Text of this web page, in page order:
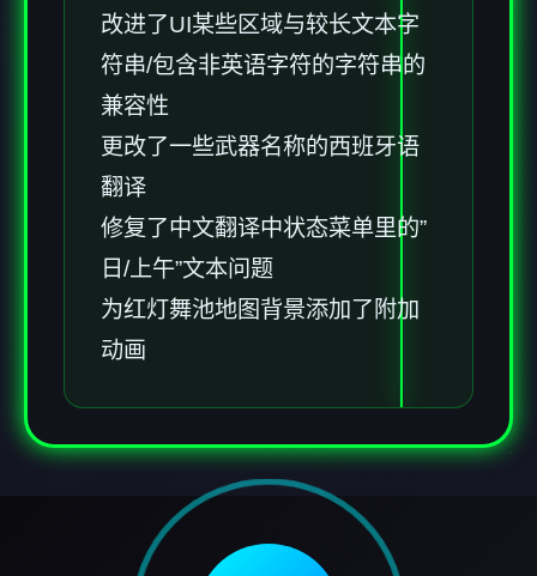
改进了UI某些区域与较长文本字
符串/包含非英语字符的字符串的
兼容性
更改了一些武器名称的西班牙语
翻译
修复了中文翻译中状态菜单里的”
日/上午”文本问题
为红灯舞池地图背景添加了附加
动画